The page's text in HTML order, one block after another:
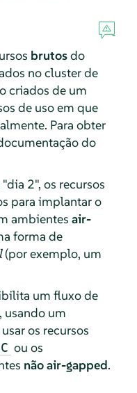
brutosdo
no cluster de
criados de um
de uso em que
Para obter
do
2", os recursos
para implantar o
ambientes air-
forma de
(por exemplo, um
um fluxo de
um
os recursos
ou os
não air-gapped.